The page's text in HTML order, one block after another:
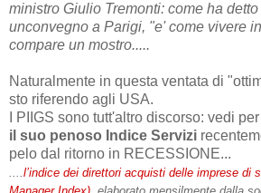
ministro Giulio Tremonti: come ha
unconvegno a Parigi, "e' come vivere
compare un mostro.....
Naturalmente in questa ventata di
sto riferendo agli USA.
I PIIGS sono tutt'altro discorso: vedi
il suo penoso Indice Servizi
pelo dal ritorno in RECESSIONE...
....l’indice dei direttori acquisti delle imprese di